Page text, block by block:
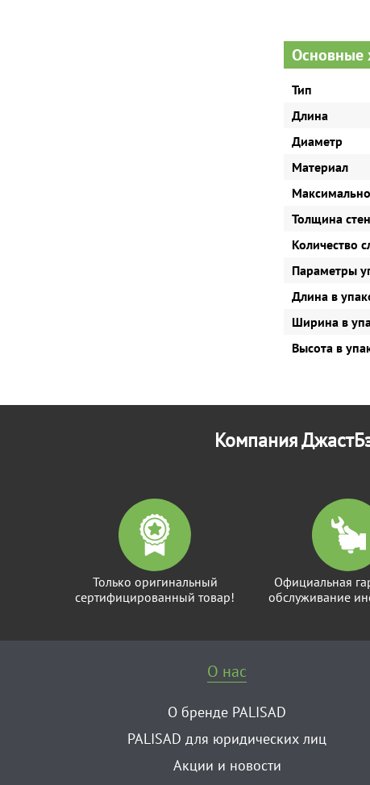
Основные
Тип
Длина
Диаметр
Материал
Толщина
Количество
Параметры
Длина в
Ширина в
Высота в
Компания
Только оригинальный
сертифицированный товар!
Официальная
обслуживание
О нас
О бренде PALISAD
PALISAD для юридических лиц
Акции и новости